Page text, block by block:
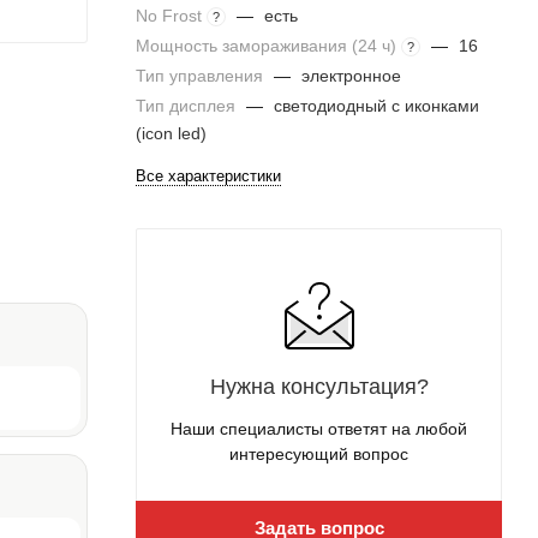
No Frost ? — есть
Мощность замораживания (24 ч)
? —
16
Тип управления
— электронное
Тип дисплея
— светодиодный с иконками
(icon led)
Все характеристики
Нужна консультация?
Наши специалисты ответят на любой
интересующий вопрос
Задать вопрос